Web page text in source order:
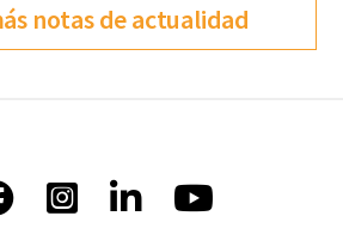
notas de actualidad